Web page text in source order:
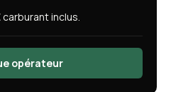
inclus.
opérateur